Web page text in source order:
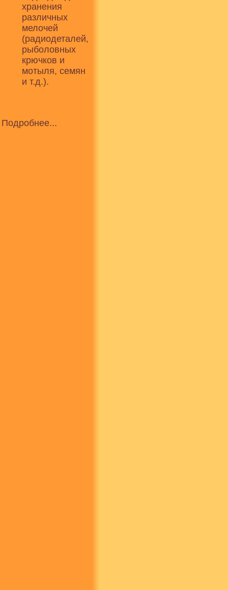
хранения
различных
мелочей
(радиодеталей,
рыболовных
крючков и
мотыля, семян
и т.д.).
Подробнее...